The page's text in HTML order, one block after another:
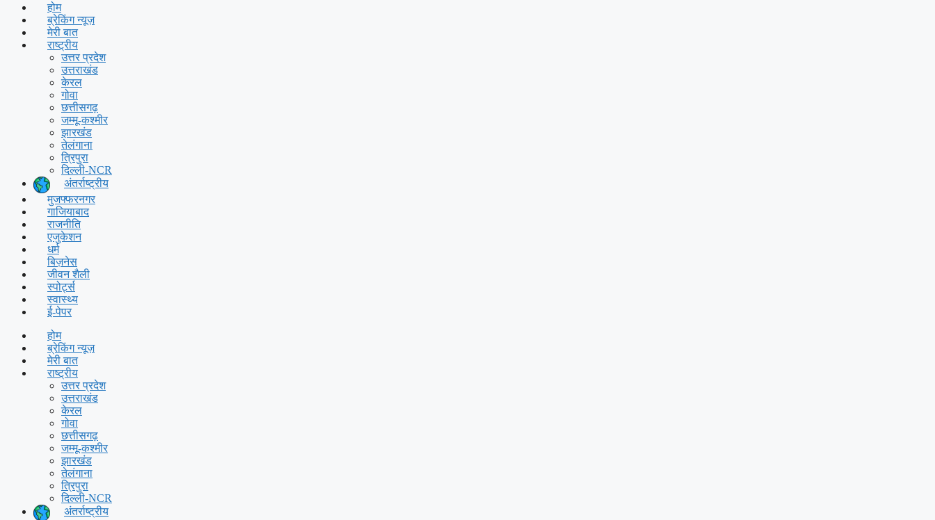
होम
ब्रेकिंग न्यूज़
मेरी बात
राष्ट्रीय
उत्तर प्रदेश
उत्तराखंड
केरल
गोवा
छत्तीसगढ़
जम्मू-कश्मीर
झारखंड
तेलंगाना
त्रिपुरा
दिल्ली-NCR
अंतर्राष्ट्रीय
मुजफ्फरनगर
गाजियाबाद
राजनीति
एजुकेशन
धर्म
बिज़नेस
जीवन शैली
स्पोर्ट्स
स्वास्थ्य
ई-पेपर
होम
ब्रेकिंग न्यूज़
मेरी बात
राष्ट्रीय
उत्तर प्रदेश
उत्तराखंड
केरल
गोवा
छत्तीसगढ़
जम्मू-कश्मीर
झारखंड
तेलंगाना
त्रिपुरा
दिल्ली-NCR
अंतर्राष्ट्रीय